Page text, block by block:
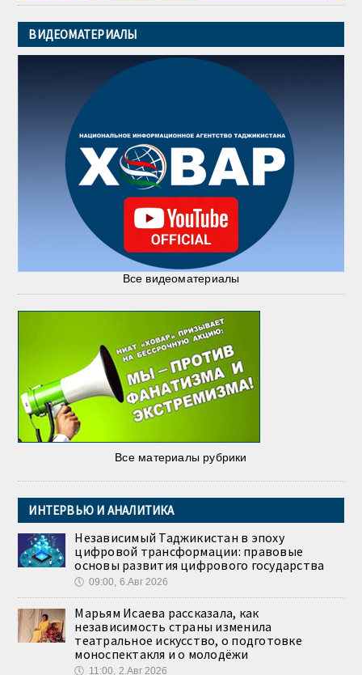
ВИДЕОМАТЕРИАЛЫ
Все видеоматериалы
Все материалы рубрики
ИНТЕРВЬЮ И АНАЛИТИКА
Независимый Таджикистан в эпоху
цифровой трансформации: правовые
основы развития цифрового государства
🕔 09:00, 6.Авг 2026
Марьям Исаева рассказала, как
независимость страны изменила
театральное искусство, о подготовке
моноспектакля и о молодёжи
🕔 11:00, 2.Авг 2026